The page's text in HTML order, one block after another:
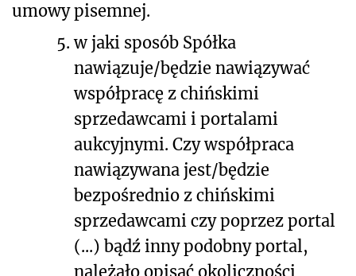
umowy pisemnej.
5. w jaki sposób Spółka
nawiązuje/będzie nawiązywać
współpracę z chińskimi
sprzedawcami i portalami
aukcyjnymi. Czy współpraca
nawiązywana jest/będzie
bezpośrednio z chińskimi
sprzedawcami czy poprzez portal
(...) bądź inny podobny portal,
należało opisać okoliczności